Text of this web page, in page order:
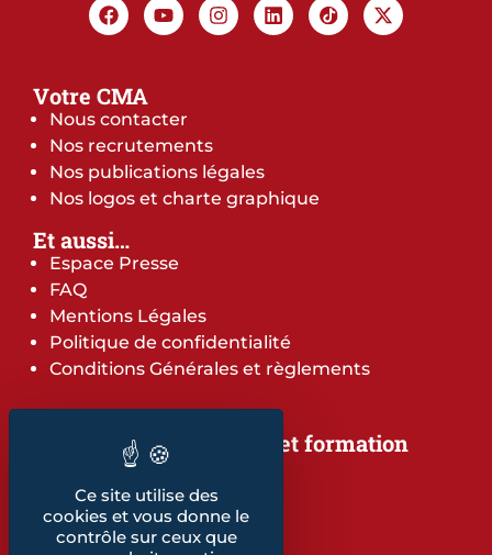
Votre CMA
Nous contacter
Nos recrutements
Nos publications légales
Nos logos et charte graphique
Et aussi…
Espace Presse
FAQ
Mentions Légales
Politique de confidentialité
Conditions Générales et règlements
Notre offre de services et formation
Notre offre de services
Notre offre de formation
Notre dépliant formation
Les indicateurs
Ce site utilise des
cookies et vous donne le
contrôle sur ceux que